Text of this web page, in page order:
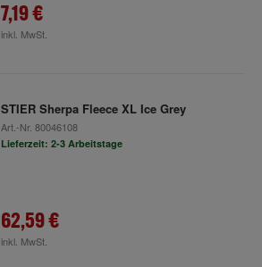
7,19 €
inkl. MwSt.
STIER Sherpa Fleece XL Ice Grey
Art.-Nr. 80046108
Lieferzeit: 2-3 Arbeitstage
62,59 €
inkl. MwSt.